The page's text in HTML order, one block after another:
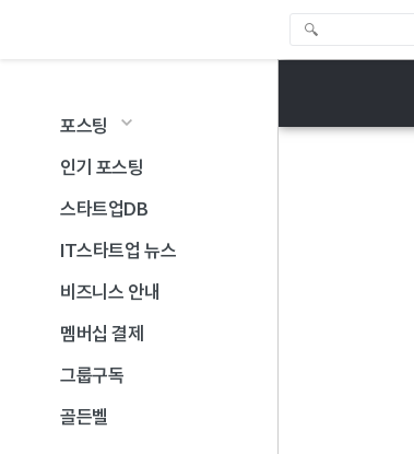
포스팅
인기 포스팅
스타트업DB
IT스타트업 뉴스
비즈니스 안내
멤버십 결제
그룹구독
골든벨